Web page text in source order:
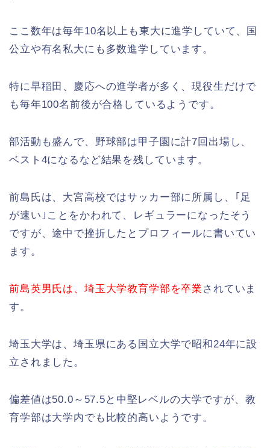
ここ数年は毎年10名以上も東大に進学していて、国
公立や有名私大にも多数進学しています。
特に早稲田、慶応への進学者が多く、現役生だけで
も毎年100名前後が合格しているようです。
部活動も盛んで、野球部は甲子園に計7回出場し、
ベスト4になるなど結果を残しています。
前島氏は、大宮高校ではサッカー部に所属し、｢足
が速い｣ことをかわれて、レギュラーになったそう
ですが、途中で挫折したとプロフィールに書いてい
ます。
前島英男氏は、埼玉大学教育学部を卒業 されていま
す。
埼玉大学は、埼玉県にある国立大学で昭和24年に設
立されました。
偏差値は50.0～57.5と中堅レベルの大学ですが、教
育学部は大学内でも比較的高いようです。